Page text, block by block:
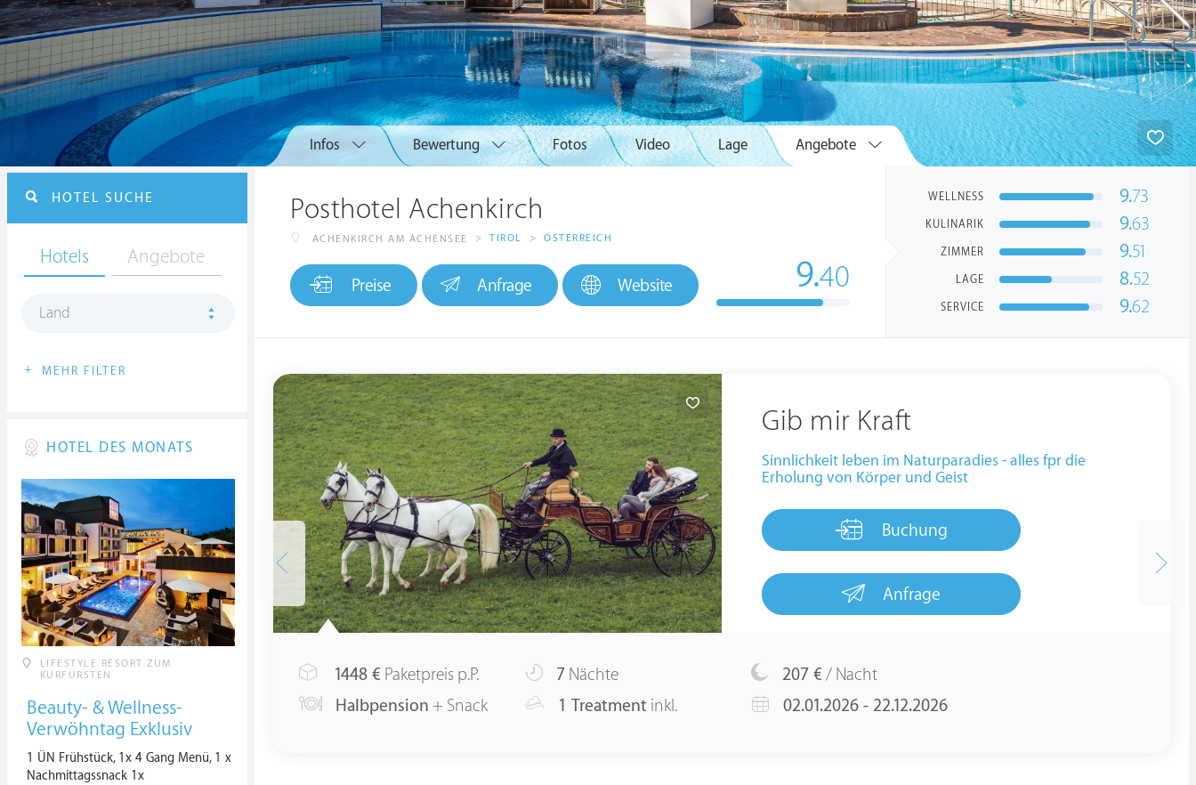
Infos Bewertung Fotos Video Lage Angebote
Posthotel Achenkirch
ACHENKIRCH AM ACHENSEE > TIROL > ÖSTERREICH
Preise Anfrage Website 9.40
WELLNESS 9.73
KULINARIK 9.63
ZIMMER 9.51
LAGE 8.52
SERVICE 9.62
Gib mir Kraft
Sinnlichkeit leben im Naturparadies - alles fpr die
Erholung von Körper und Geist
Buchung
Anfrage
1448 € Paketpreis p.P.
Halbpension + Snack
7 Nächte
1 Treatment inkl.
207 €/ Nacht
02.01.2026 - 22.12.2026
HOTEL SUCHE
Hotels Angebote
Land
+ MEHR FILTER
HOTEL DES MONATS
LIFESTYLE RESORT ZUM
KURFÜRSTEN
Beauty- & Wellness-
Verwöhntag Exklusiv
1 ÜN Frühstück, 1x 4 Gang Menü, 1 x
Nachmittagssnack 1x